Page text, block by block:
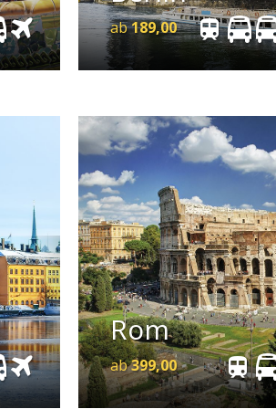
ab189,00
Rom
ab399,00
Geschichte
Kultur
399,00
Details Anfrage